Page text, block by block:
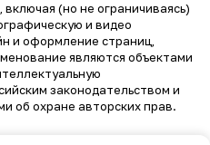
(но не ограничиваясь)
и видео
и оформление страниц,
являются объектами
законодательством и
об охране авторских прав.